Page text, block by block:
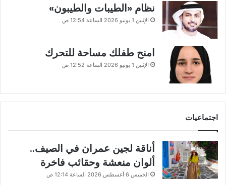
نظام «الطيبات والطيبون»
الإثنين 1 يونيو 2026 الساعة 12:54 ص
امنح طفلك مساحة للتحرك
الإثنين 1 يونيو 2026 الساعة 12:52 ص
اجتماعيات
أناقة لجين عمران في الصيف..
ألوان منعشة وحقائب فاخرة
الخميس 6 أغسطس 2026 الساعة 12:14 ص